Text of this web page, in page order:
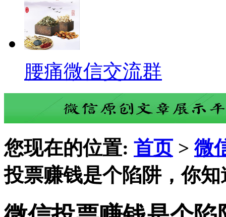
腰痛微信交流群
您现在的位置: 首页 >微
投票赚钱是个陷阱，你